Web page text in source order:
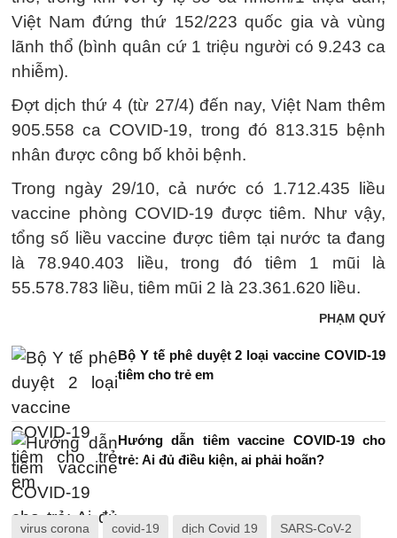
Việt Nam đứng thứ 152/223 quốc gia và vùng
lãnh thổ (bình quân cứ 1 triệu người có 9.243 ca
nhiễm).
Đợt dịch thứ 4 (từ 27/4) đến nay, Việt Nam thêm
905.558 ca COVID-19, trong đó 813.315 bệnh
nhân được công bố khỏi bệnh.
Trong ngày 29/10, cả nước có 1.712.435 liều
vaccine phòng COVID-19 được tiêm. Như vậy,
tổng số liều vaccine được tiêm tại nước ta đang
là 78.940.403 liều, trong đó tiêm 1 mũi là
55.578.783 liều, tiêm mũi 2 là 23.361.620 liều.
PHẠM QUÝ
Bộ Y tế phê duyệt 2 loại vaccine COVID-19
tiêm cho trẻ em
Hướng dẫn tiêm vaccine COVID-19 cho
trẻ: Ai đủ điều kiện, ai phải hoãn?
virus corona covid-19 dịch Covid 19 SARS-CoV-2